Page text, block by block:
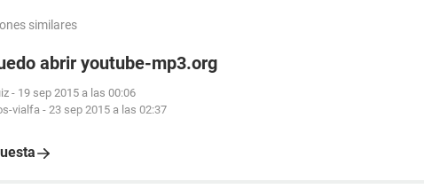
similares
abrir youtube-mp3.org
- 19 sep 2015 a las 00:06
vialfa- 23 sep 2015 a las 02:37